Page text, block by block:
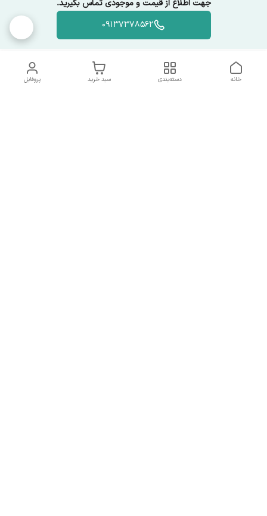
جهت اطلاع از قیمت و موجودی تماس بگیرید.
09137378562
پروفایل سبد خرید دسته‌بندی خانه